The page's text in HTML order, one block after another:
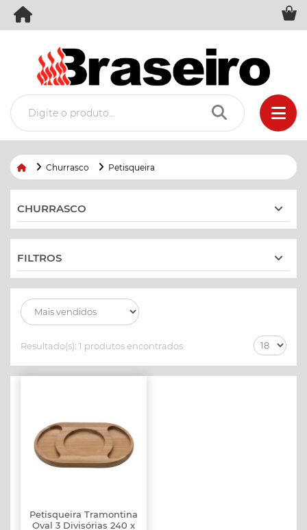
Churrasco Petisqueira
CHURRASCO
FILTROS
Resultado(s): 1 produtos encontrados
Petisqueira Tramontina
Oval 3 Divisórias 240 x